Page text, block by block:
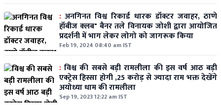
: अनगिनत विश्व रिकार्ड धारक डॉक्टर जवाहर, ठाणे
हॉबीज क्लब" बैनर तले विनायक जोशी द्वारा आयोजित
प्रदर्शनी में भाग लेकर लोगो को जागरूक किया
Feb 19, 2024 08:40 am IST
: विश्व की सबसे बड़ी रामलीला की इस वर्ष आठ बड़ी
एक्ट्रेस हिस्सा होगी ,25 करोड़ से ज्यादा राम भक्त देखेंगे
अयोध्या धाम की रामलीला
Sep 19, 2023 12:22 am IST